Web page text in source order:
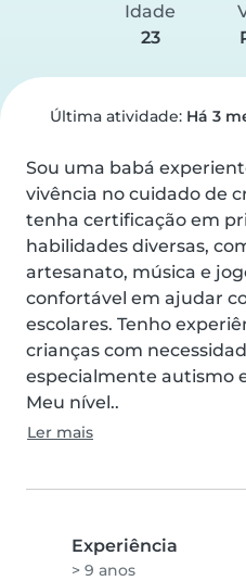
Idade
23
Última atividade: Há 3
Sou uma babá
vivência no cuidado de
tenha certificação em
habilidades diversas,
artesanato, música e
confortável em ajudar
escolares. Tenho
crianças com
especialmente autismo
Meu nível..
Ler mais
Experiência
> 9 anos